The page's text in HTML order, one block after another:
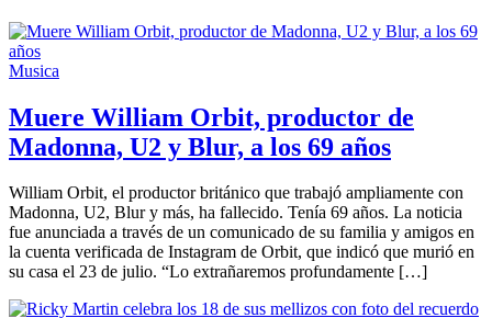
Musica
Muere William Orbit, productor de
Madonna, U2 y Blur, a los 69 años
William Orbit, el productor británico que trabajó ampliamente con
Madonna, U2, Blur y más, ha fallecido. Tenía 69 años. La noticia
fue anunciada a través de un comunicado de su familia y amigos en
la cuenta verificada de Instagram de Orbit, que indicó que murió en
su casa el 23 de julio. “Lo extrañaremos profundamente […]